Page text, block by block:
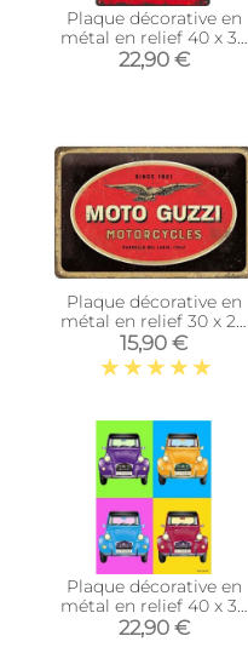
Plaque décorative en
métal en relief 40 x 30
cm (Coca Cola -
1930/40)
22,90 €
Plaque décorative en
métal en relief 30 x 20
cm (Moto Guzzi -
Logo)
15,90 €
Plaque décorative en
métal en relief 40 x 30
cm (Citroën 2CV
Wahrol)
22,90 €